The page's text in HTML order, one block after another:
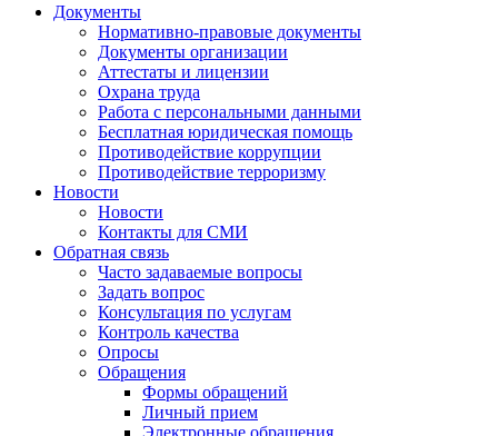
Документы
Нормативно-правовые документы
Документы организации
Аттестаты и лицензии
Охрана труда
Работа с персональными данными
Бесплатная юридическая помощь
Противодействие коррупции
Противодействие терроризму
Новости
Новости
Контакты для СМИ
Обратная связь
Часто задаваемые вопросы
Задать вопрос
Консультация по услугам
Контроль качества
Опросы
Обращения
Формы обращений
Личный прием
Электронные обращения